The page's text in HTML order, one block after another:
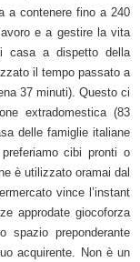
a contenere fino a 240
e a gestire la vita
casa a dispetto della
il tempo passato a
37 minuti). Questo ci
extradomestica (83
delle famiglie italiane
cibi pronti o
è utilizzato oramai dal
vince l’instant
approdate giocoforza
spazio preponderante
acquirente. Non è un